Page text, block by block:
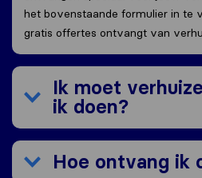
het bovenstaande formulier in te
gratis offertes ontvangt van
Ik moet
ik doen?
Hoe ontvang ik